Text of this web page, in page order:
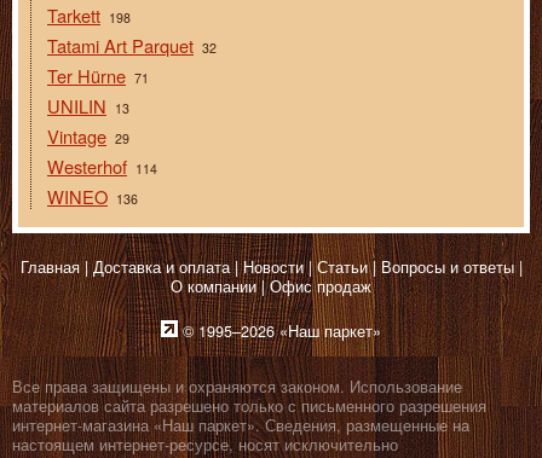
Tarkett 198
Tatami Art Parquet 32
Ter Hürne 71
UNILIN 13
Vintage 29
Westerhof 114
WINEO 136
Главная Доставка и оплата Новости Статьи
Вопросы и ответы
О компании Офис продаж
© 1995–2026 «Наш паркет»
Все права защищены и охраняются законом. Использование
материалов сайта разрешено только с письменного разрешения
интернет-магазина «Наш паркет». Сведения, размещенные на
настоящем интернет-ресурсе, носят исключительно